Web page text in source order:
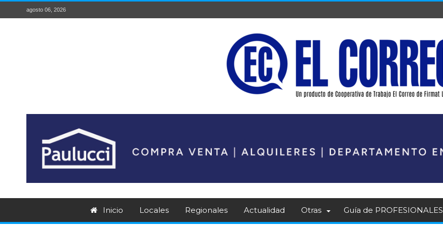
agosto 06, 2026
Inicio Locales Regionales Actualidad Otras Guía de PROFESIONALES